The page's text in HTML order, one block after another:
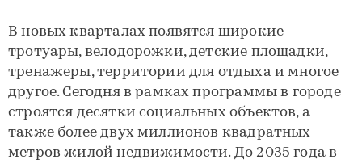
В новых кварталах появятся широкие
тротуары, велодорожки, детские площадки,
тренажеры, территории для отдыха и многое
другое. Сегодня в рамках программы в городе
строятся десятки социальных объектов, а
также более двух миллионов квадратных
метров жилой недвижимости. До 2035 года в